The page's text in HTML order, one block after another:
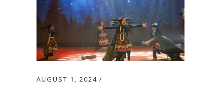
AUGUST 1, 2024